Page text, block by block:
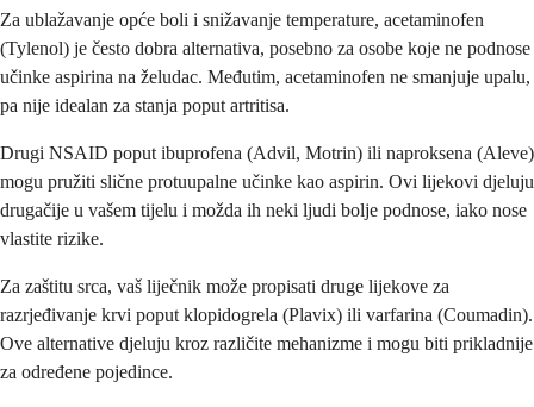
Za ublažavanje opće boli i snižavanje temperature, acetaminofen
(Tylenol) je često dobra alternativa, posebno za osobe koje ne podnose
učinke aspirina na želudac. Međutim, acetaminofen ne smanjuje upalu,
pa nije idealan za stanja poput artritisa.
Drugi NSAID poput ibuprofena (Advil, Motrin) ili naproksena (Aleve)
mogu pružiti slične protuupalne učinke kao aspirin. Ovi lijekovi djeluju
drugačije u vašem tijelu i možda ih neki ljudi bolje podnose, iako nose
vlastite rizike.
Za zaštitu srca, vaš liječnik može propisati druge lijekove za
razrjeđivanje krvi poput klopidogrela (Plavix) ili varfarina (Coumadin).
Ove alternative djeluju kroz različite mehanizme i mogu biti prikladnije
za određene pojedince.